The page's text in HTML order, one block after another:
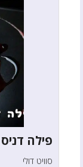
פילה
סוויט דולי